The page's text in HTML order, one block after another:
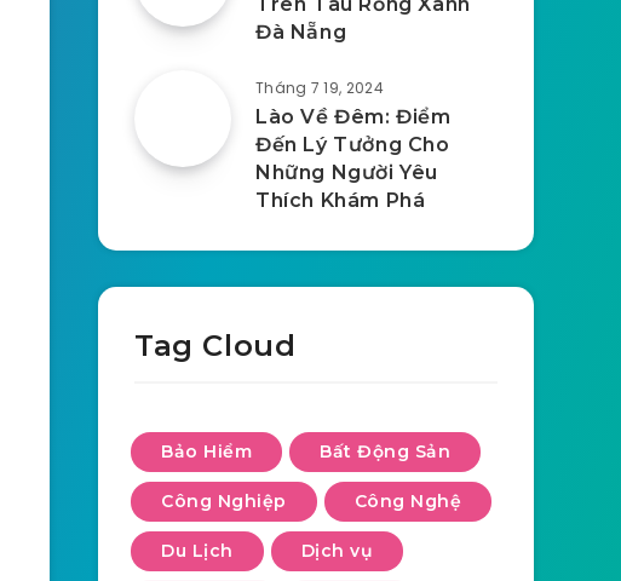
Đà Nẵng
Tháng 7 19, 2024
Lào Về Đêm: Điểm
Đến Lý Tưởng Cho
Những Người Yêu
Thích Khám Phá
Tag Cloud
Bảo Hiểm Bất Động Sản
Công Nghiệp Công Nghệ
Du Lịch Dịch vụ